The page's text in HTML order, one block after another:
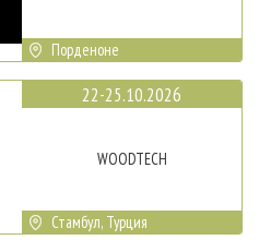
Порденоне
22-25.10.2026
WOODTECH
Стамбул, Турция